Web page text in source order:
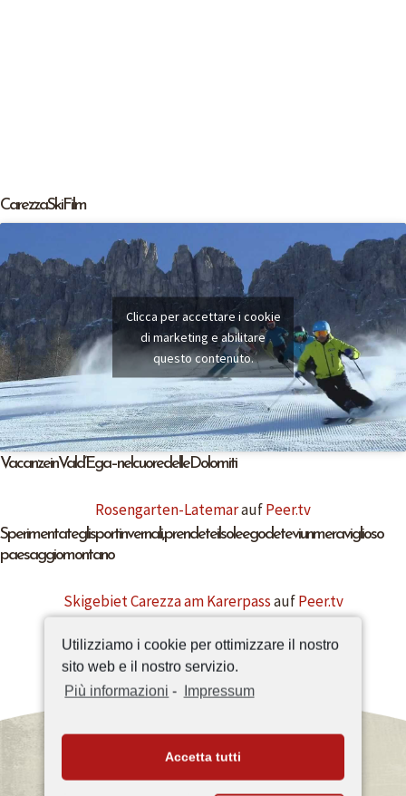
Utilizziamo i cookie per ottimizzare il nostro
sito web e il nostro servizio.
Più informazioni - Impressum
Accetta tutti
Carezza Ski Film
Clicca per accettare i cookie
di marketing e abilitare
questo contenuto.
Vacanze in Val d’Ega – nel cuore delle Dolomiti
Rosengarten-LatemaraufPeer.tv
Sperimentate gli sport invernali, prendete il sole e godetevi un meraviglioso
paesaggio montano
Skigebiet Carezza am KarerpassaufPeer.tv
INVIARE RICHIESTA